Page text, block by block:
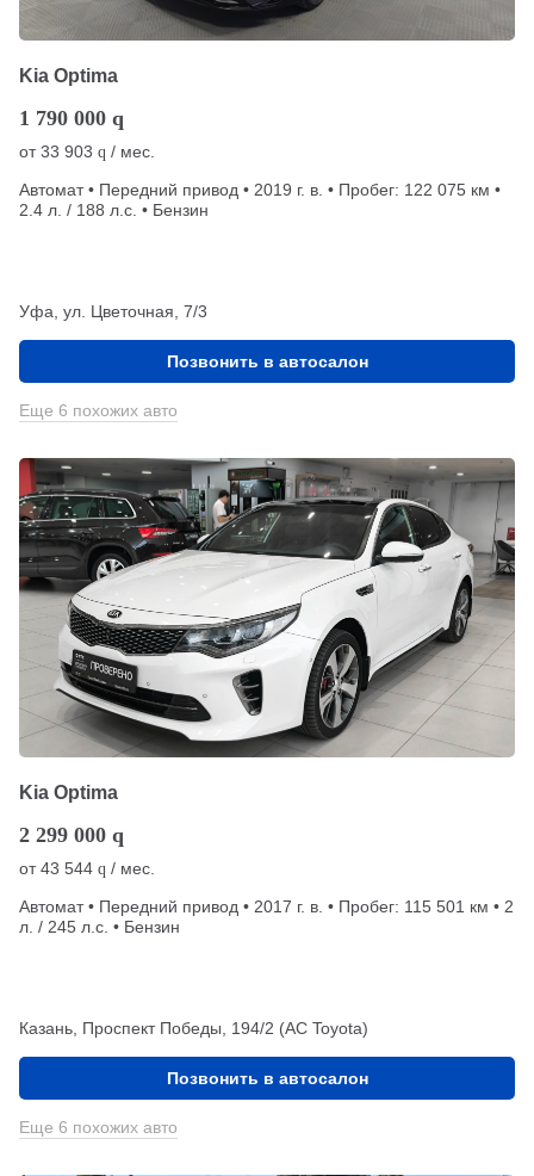
Kia Optima
1 790 000 q
от33 903 q / мес.
Автомат • Передний привод • 2019 г. в. • Пробег: 122 075 км •
2.4 л. / 188 л.с. • Бензин
Уфа, ул. Цветочная, 7/3
Позвонить в автосалон
Еще 6 похожих авто
Kia Optima
2 299 000 q
от43 544 q / мес.
Автомат • Передний привод • 2017 г. в. • Пробег: 115 501 км • 2
л. / 245 л.с. • Бензин
Казань, Проспект Победы, 194/2 (АС Toyota)
Позвонить в автосалон
Еще 6 похожих авто